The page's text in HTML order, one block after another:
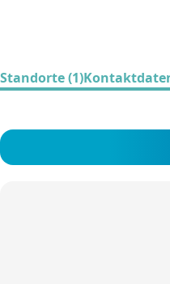
Standorte (1)